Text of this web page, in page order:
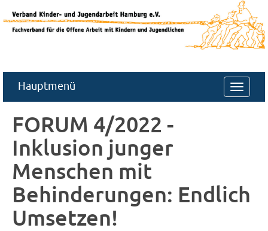
ein-/
Hauptmenü
FORUM 4/2022 -
Inklusion junger
Menschen mit
Behinderungen: Endlich
Umsetzen!